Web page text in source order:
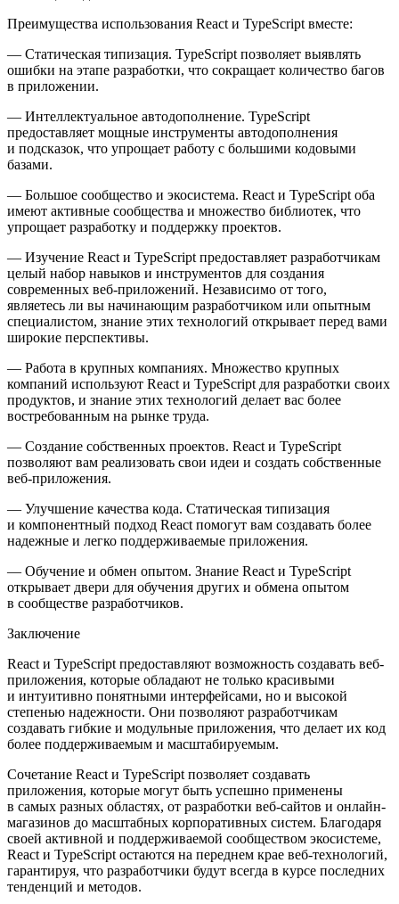
Преимущества использования React и TypeScript вместе:
— Статическая типизация. TypeScript позволяет выявлять
ошибки на этапе разработки, что сокращает количество багов
в приложении.
— Интеллектуальное автодополнение. TypeScript
предоставляет мощные инструменты автодополнения
и подсказок, что упрощает работу с большими кодовыми
базами.
— Большое сообщество и экосистема. React и TypeScript оба
имеют активные сообщества и множество библиотек, что
упрощает разработку и поддержку проектов.
— Изучение React и TypeScript предоставляет разработчикам
целый набор навыков и инструментов для создания
современных веб-приложений. Независимо от того,
являетесь ли вы начинающим разработчиком или опытным
специалистом, знание этих технологий открывает перед вами
широкие перспективы.
— Работа в крупных компаниях. Множество крупных
компаний используют React и TypeScript для разработки своих
продуктов, и знание этих технологий делает вас более
востребованным на рынке труда.
— Создание собственных проектов. React и TypeScript
позволяют вам реализовать свои идеи и создать собственные
веб-приложения.
— Улучшение качества кода. Статическая типизация
и компонентный подход React помогут вам создавать более
надежные и легко поддерживаемые приложения.
— Обучение и обмен опытом. Знание React и TypeScript
открывает двери для обучения других и обмена опытом
в сообществе разработчиков.
Заключение
React и TypeScript предоставляют возможность создавать веб-
приложения, которые обладают не только красивыми
и интуитивно понятными интерфейсами, но и высокой
степенью надежности. Они позволяют разработчикам
создавать гибкие и модульные приложения, что делает их код
более поддерживаемым и масштабируемым.
Сочетание React и TypeScript позволяет создавать
приложения, которые могут быть успешно применены
в самых разных областях, от разработки веб-сайтов и онлайн-
магазинов до масштабных корпоративных систем. Благодаря
своей активной и поддерживаемой сообществом экосистеме,
React и TypeScript остаются на переднем крае веб-технологий,
гарантируя, что разработчики будут всегда в курсе последних
тенденций и методов.